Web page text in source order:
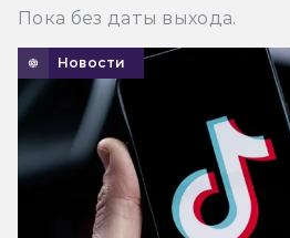
Пока без даты выхода.
Новости